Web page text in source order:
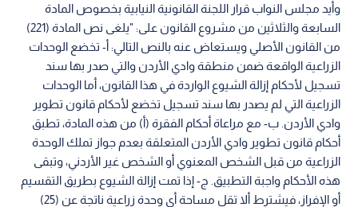
وأيد مجلس النواب قرار اللجنة القانونية النيابية بخصوص المادة
السابعة والثلاثين من مشروع القانون على: "يلغى نص المادة (221)
من القانون الأصلي ويستعاض عنه بالنص التالي: أ- تخضع الوحدات
الزراعية الواقعة ضمن منطقة وادي الأردن والتي صدر بها سند
تسجيل لأحكام إزالة الشيوع الواردة في هذا القانون، أما الوحدات
الزراعية التي لم يصدر بها سند تسجيل تخضع لأحكام قانون تطوير
وادي الأردن. ب- مع مراعاة أحكام الفقرة (أ) من هذه المادة، تطبق
أحكام قانون تطوير وادي الأردن المتعلقة بعدم جواز تملك الوحدة
الزراعية من قبل الشخص المعنوي أو الشخص غير الأردني، وتبقى
هذه الأحكام واجبة التطبيق. ج- إذا تمت إزالة الشيوع بطريق التقسيم
أو الإفراز، فيشترط ألا تقل مساحة أي وحدة زراعية ناتجة عن (25)